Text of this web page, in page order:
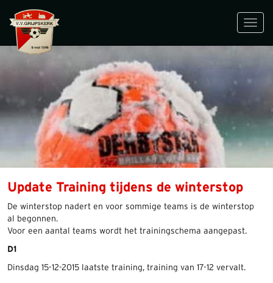
Update Training tijdens de winterstop
De winterstop nadert en voor sommige teams is de winterstop
al begonnen.
Voor een aantal teams wordt het trainingschema aangepast.
D1
Dinsdag 15-12-2015 laatste training, training van 17-12 vervalt.